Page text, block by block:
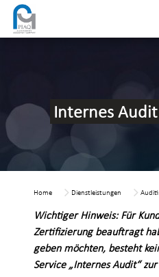
Internes Audit
Home Dienstleistungen
Wichtiger Hinweis: Für
Zertifizierung beauftragt
geben möchten, besteht
Service „Internes Audit“